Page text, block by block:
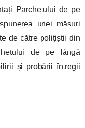
Parchetului de pe
unei măsuri
de către polițiștii din
de pe lângă
și probării întregii